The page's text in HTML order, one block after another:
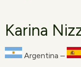
Karina
Argentina –